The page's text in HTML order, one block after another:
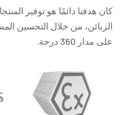
كان هدفنا دائمًا هو توفير
الزبائن، من خلال التحسين
على مدار 360 درجة.